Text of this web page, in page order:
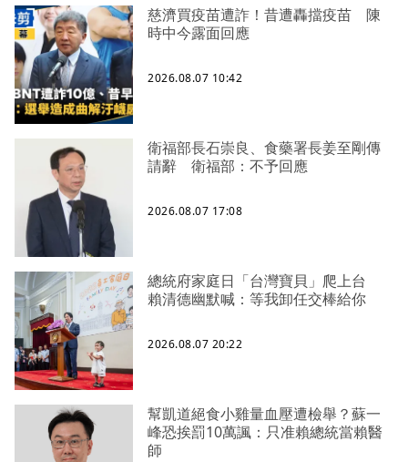
慈濟買疫苗遭詐！昔遭轟擋疫苗 陳
時中今露面回應
2026.08.07 10:42
衛福部長石崇良、食藥署長姜至剛傳
請辭 衛福部：不予回應
2026.08.07 17:08
總統府家庭日「台灣寶貝」爬上台
賴清德幽默喊：等我卸任交棒給你
2026.08.07 20:22
幫凱道絕食小雞量血壓遭檢舉？蘇一
峰恐挨罰10萬諷：只准賴總統當賴醫
師